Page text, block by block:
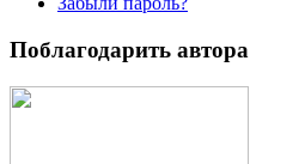
Поблагодарить автора